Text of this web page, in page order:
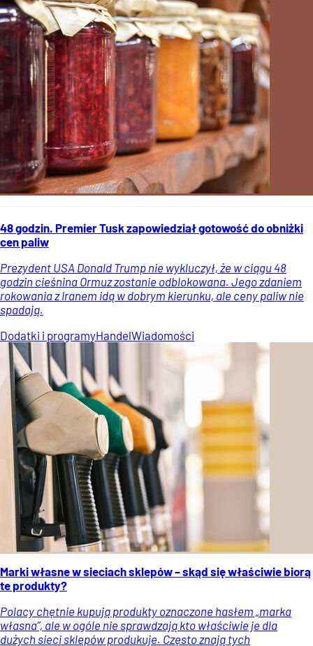
48 godzin. Premier Tusk zapowiedział gotowość do obniżki
cen paliw
Prezydent USA Donald Trump nie wykluczył, że w ciągu 48
godzin cieśnina Ormuz zostanie odblokowana. Jego zdaniem
rokowania z Iranem idą w dobrym kierunku, ale ceny paliw nie
spadają.
Dodatki i programyHandelWiadomości
Marki własne w sieciach sklepów – skąd się właściwie biorą
te produkty?
Polacy chętnie kupują produkty oznaczone hasłem „marka
własna”, ale w ogóle nie sprawdzają kto właściwie je dla
dużych sieci sklepów produkuje. Często znają tych